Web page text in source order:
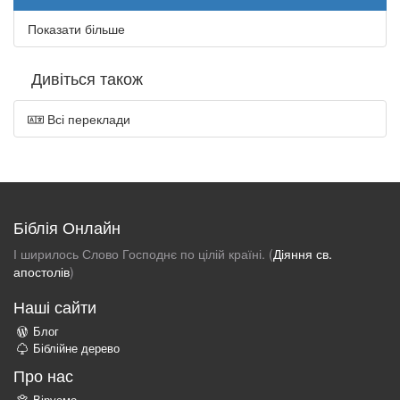
Показати більше
Дивіться також
Всі переклади
Біблія Онлайн
І ширилось Слово Господнє по цілій країні. (Діяння св.
апостолів)
Наші сайти
Блог
Біблійне дерево
Про нас